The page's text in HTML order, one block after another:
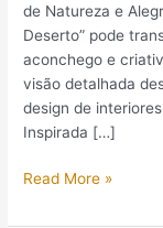
de Natureza e
Deserto” pode
aconchego e
visão detalhada
design de
Inspirada […]
Read More »